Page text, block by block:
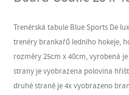
Trenérská tabule Blue Sports De
trenéry brankařů ledního hokeje,
rozměry 25cm x 40cm, vyrobená
strany je vyobrazena polovina
druhé straně je 4x vyobrazeno